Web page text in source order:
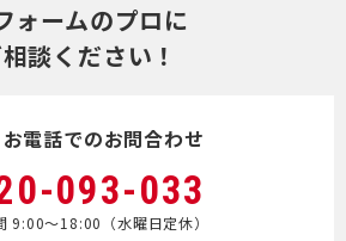
ォームのプロに
談ください！
お電話でのお問合わせ
093-033
9:00～18:00（水曜日定休）